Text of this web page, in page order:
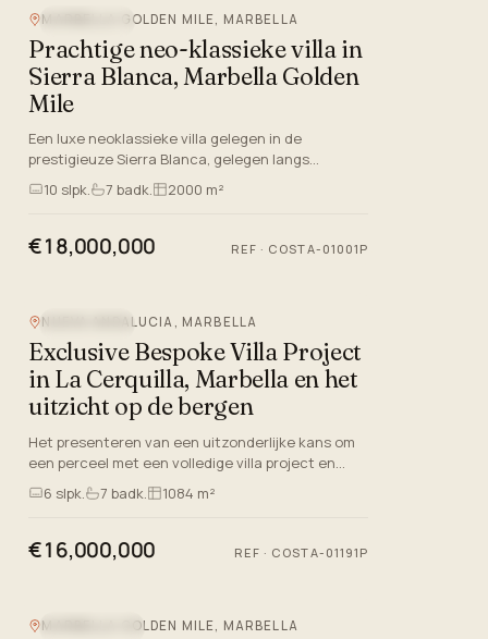
MARBELLA GOLDEN MILE, MARBELLA
Prachtige neo-klassieke villa in
Sierra Blanca, Marbella Golden
Mile
Een luxe neoklassieke villa gelegen in de
prestigieuze Sierra Blanca, gelegen langs
Marbella's beroemde Golden Mile. Deze
uitzonderlijke drie verdiepingen tell…
10 slpk. 7 badk. 2000 m²
€18,000,000 REF · COSTA-01001P
NUEVA ANDALUCIA, MARBELLA
Exclusive Bespoke Villa Project
in La Cerquilla, Marbella en het
uitzicht op de bergen
Het presenteren van een uitzonderlijke kans om
een perceel met een volledige villa project en
bouwvergunning op zijn plaats, gelegen in de
prestigieuze enclave…
6 slpk. 7 badk. 1084 m²
€16,000,000 REF · COSTA-01191P
MARBELLA GOLDEN MILE, MARBELLA